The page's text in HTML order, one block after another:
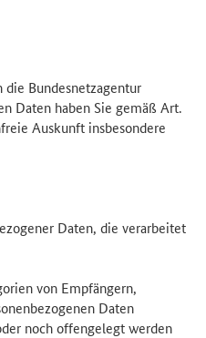
Bundesnetzagentur
Daten haben Sie gemäß Art.
Auskunft insbesondere
Daten, die verarbeitet
von Empfängern,
Daten
noch offengelegt werden